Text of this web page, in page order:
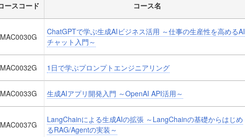
ースコード コース名
MAC0030G
ChatGPTで学ぶ生成AIビジネス活用 ～仕事の生産性を高めるAI
チャット入門～
MAC0032G 1日で学ぶプロンプトエンジニアリング
MAC0033G 生成AIアプリ開発入門 ～OpenAI API活用～
MAC0037G
LangChainによる生成AIの拡張 ～LangChainの基礎からはじめ
るRAG/Agentの実装～